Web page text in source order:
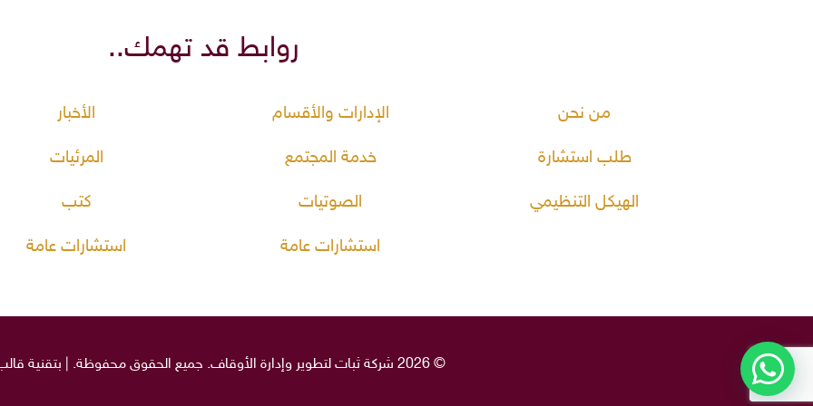
روابط قد تهمك..
من نحن
طلب استشارة
الهيكل التنظيمي
الإدارات والأقسام
خدمة المجتمع
الصوتيات
استشارات عامة
الأخبار
المرئيات
كتب
استشارات عامة
© 2026 شركة ثبات لتطوير وإدارة الأوقاف. جميع الحقوق محفوظة. | بتقنية قالب